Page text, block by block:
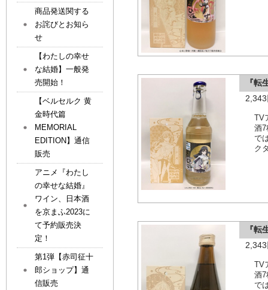
『
TV
酒
で
ク
『
TV
酒
で
商品発送関する
お詫びとお知ら
せ
【わたしの幸せ
な結婚】一般発
売開始！
【ベルセルク 黄
金時代篇
MEMORIAL
EDITION】通信
販売
アニメ『わたし
の幸せな結婚』
ワイン、日本酒
を京まふ2023に
て予約販売決
定！
第1弾【赤司征十
郎ショップ】通
信販売